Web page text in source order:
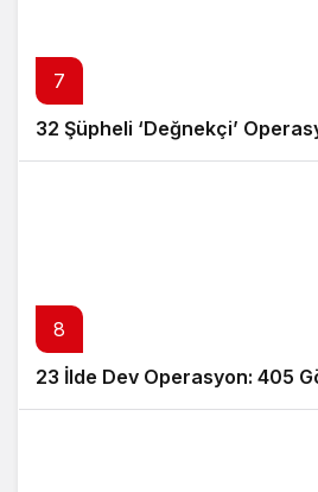
7
32 Şüpheli ‘Değnekçi’
8
23 İlde Dev Operasyon: 405